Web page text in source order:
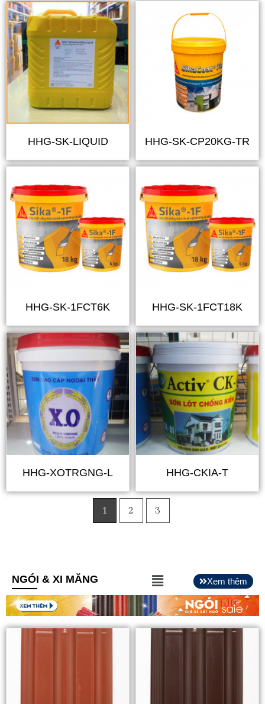
HHG-SK-LIQUID HHG-SK-CP20KG-TR
HHG-SK-1FCT6K HHG-SK-1FCT18K
HHG-XOTRGNG-L HHG-CKIA-T
1 2 3
NGÓI & XI MĂNG
Main
Menu
Xem thêm